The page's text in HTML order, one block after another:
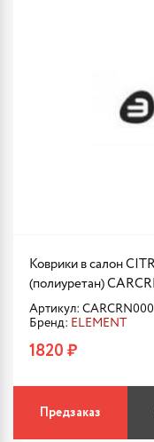
Коврики в салон
(полиуретан)
Артикул:
Бренд: ELEMENT
1820 ₽
Предзаказ